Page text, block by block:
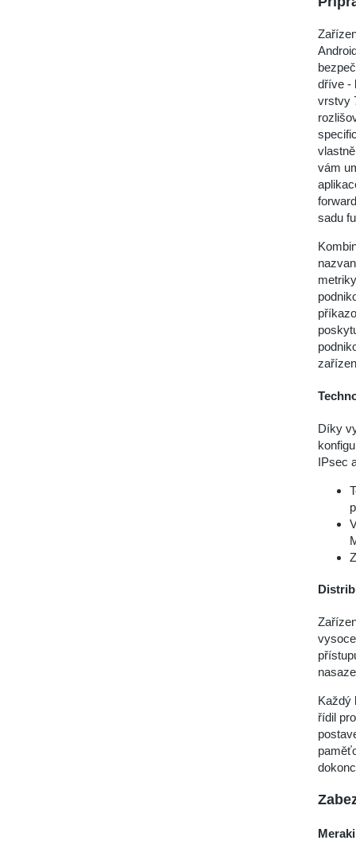
dříve -
vrstvy
vám
sadu
Díky
IPsec
Každý
řídil